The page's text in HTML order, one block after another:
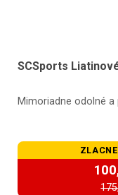
SCSports
Mimoriadne odolné a